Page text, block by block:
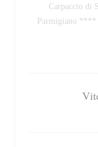
Carpaccio di
Parmigiano ****